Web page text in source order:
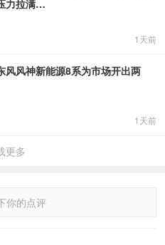
力拉满…
1天前
风风神新能源8系为市场开出两
1天前
更多
你的点评